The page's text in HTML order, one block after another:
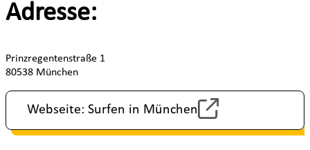
Adresse:
Prinzregentenstraße 1
80538 München
Webseite: Surfen in München